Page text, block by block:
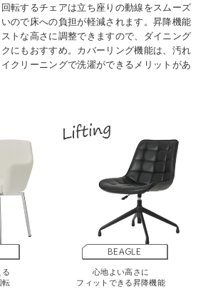
転するチェアは立ち座りの動線をスムーズ
ので床への負担が軽減されます。昇降機能
トな高さに調整できますので、ダイニング
にもおすすめ。カバーリング機能は、汚れ
クリーニングで洗濯ができるメリットがあ
る
転
BEAGLE
心地よい高さに
フィットできる昇降機能